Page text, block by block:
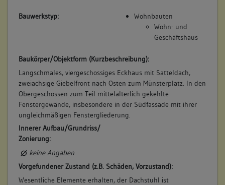
Bauwerkstyp:
Wohnbauten
Wohn- und
Geschäftshaus
Baukörper/Objektform (Kurzbeschreibung):
Langschmales, viergeschossiges Eckhaus mit Satteldach,
zweiachsige Giebelfront nach Osten zum Münsterplatz. In den
Obergeschossen zum Teil mittelalterlich gekehlte
Fenstergewände, insbesondere in der Südfassade mit ihrer
ungleichmäßigen Fenstergliederung.
Innerer Aufbau/Grundriss/
Zonierung:
keine Angaben
Vorgefundener Zustand (z.B. Schäden, Vorzustand):
Wesentliche Elemente erhalten, der Dachstuhl ist